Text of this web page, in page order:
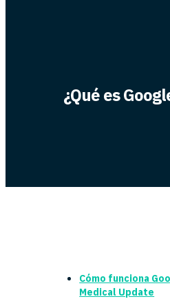
¿Qué es
Cómo funciona
Medical Update